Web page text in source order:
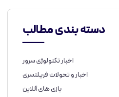
دسته بندی مطالب
اخبار تکنولوژی سرور
اخبار و تحولات فریلنسری
بازی های آنلاین